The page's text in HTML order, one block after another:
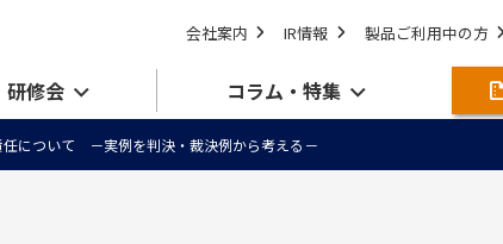
会社案内 IR情報 製品ご利用中の方
研修会 コラム・特集
任について －実例を判決・裁決例から考える－